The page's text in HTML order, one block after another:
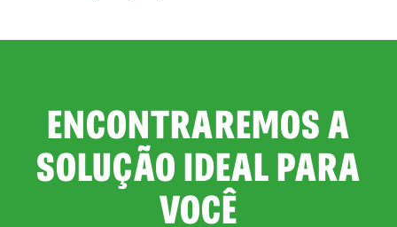
ENCONTRAREMOS A
SOLUÇÃO IDEAL PARA
VOCÊ